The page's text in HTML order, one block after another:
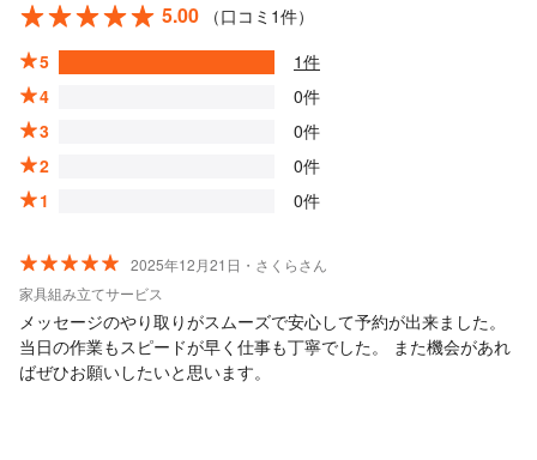
5.00
（口コミ1件）
5
1件
4
0件
3
0件
2
0件
1
0件
2025年12月21日・さくらさん
家具組み立てサービス
メッセージのやり取りがスムーズで安心して予約が出来ました。
当日の作業もスピードが早く仕事も丁寧でした。 また機会があれ
ばぜひお願いしたいと思います。